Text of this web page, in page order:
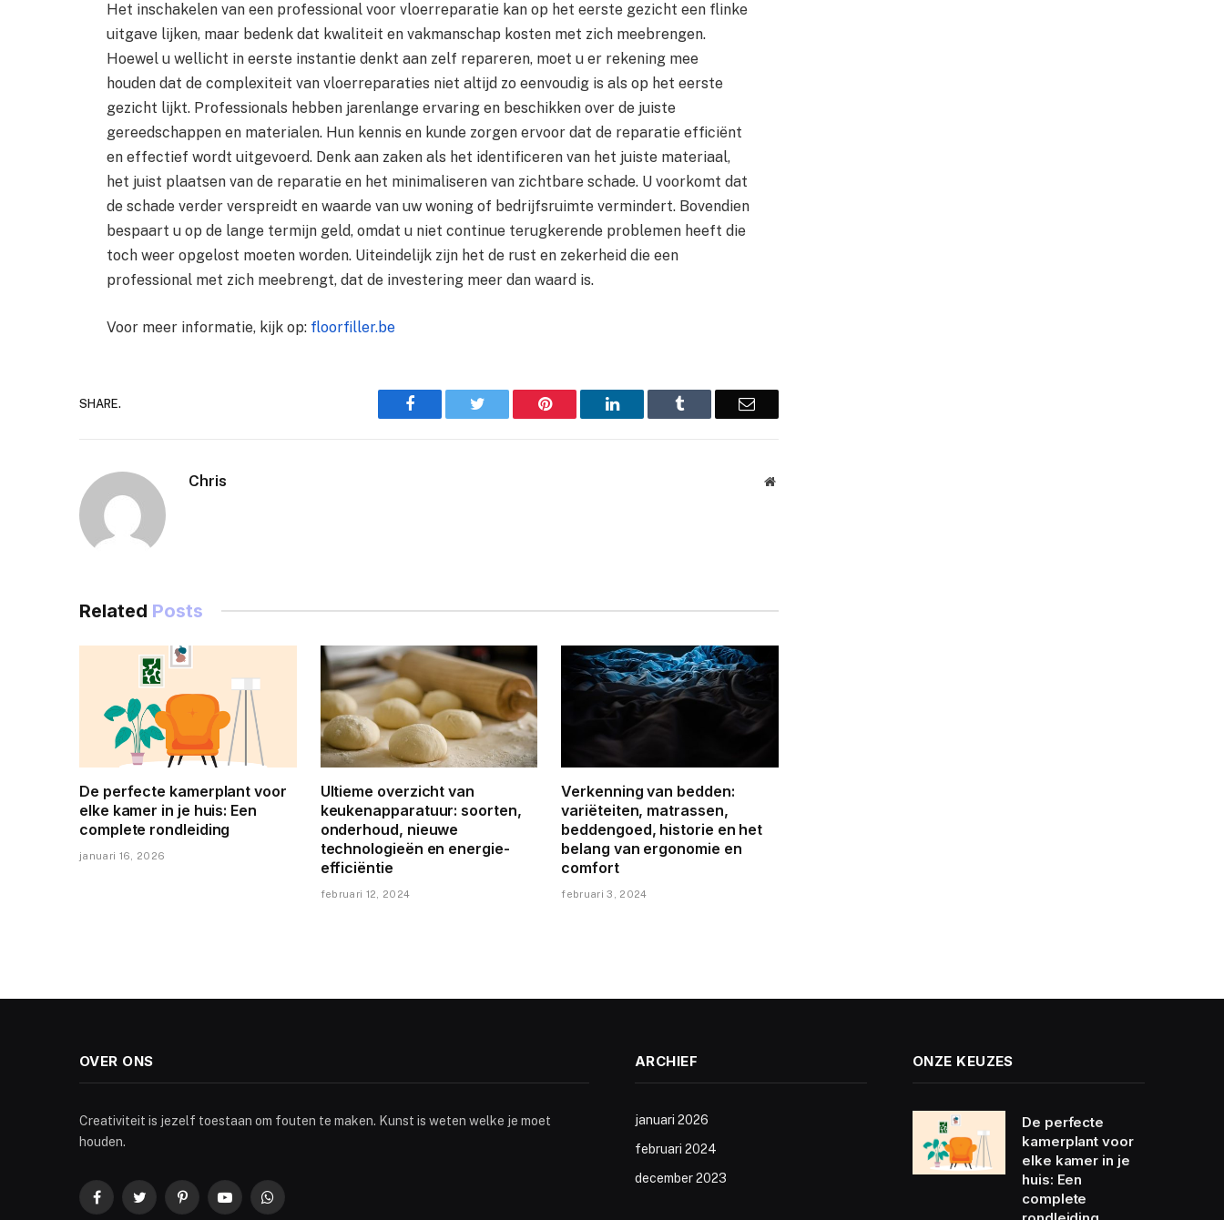
Het inschakelen van een professional voor vloerreparatie kan op het eerste gezicht een flinke
uitgave lijken, maar bedenk dat kwaliteit en vakmanschap kosten met zich meebrengen.
Hoewel u wellicht in eerste instantie denkt aan zelf repareren, moet u er rekening mee
houden dat de complexiteit van vloerreparaties niet altijd zo eenvoudig is als op het eerste
gezicht lijkt. Professionals hebben jarenlange ervaring en beschikken over de juiste
gereedschappen en materialen. Hun kennis en kunde zorgen ervoor dat de reparatie efficiënt
en effectief wordt uitgevoerd. Denk aan zaken als het identificeren van het juiste materiaal,
het juist plaatsen van de reparatie en het minimaliseren van zichtbare schade. U voorkomt dat
de schade verder verspreidt en waarde van uw woning of bedrijfsruimte vermindert. Bovendien
bespaart u op de lange termijn geld, omdat u niet continue terugkerende problemen heeft die
toch weer opgelost moeten worden. Uiteindelijk zijn het de rust en zekerheid die een
professional met zich meebrengt, dat de investering meer dan waard is.
Voor meer informatie, kijk op: floorfiller.be
SHARE. Facebook Twitter Pinterest LinkedIn Tumblr Email
Chris Website
Related Posts
De perfecte kamerplant voor
elke kamer in je huis: Een
complete rondleiding
januari 16, 2026
Ultieme overzicht van
keukenapparatuur: soorten,
onderhoud, nieuwe
technologieën en energie-
efficiëntie
februari 12, 2024
Verkenning van bedden:
variëteiten, matrassen,
beddengoed, historie en het
belang van ergonomie en
comfort
februari 3, 2024
OVER ONS
Creativiteit is jezelf toestaan om fouten te maken. Kunst is weten welke je moet
houden.
FacebookTwitterPinterestYouTubeWhatsApp
ARCHIEF
januari 2026
februari 2024
december 2023
ONZE KEUZES
De perfecte
kamerplant voor
elke kamer in je
huis: Een
complete